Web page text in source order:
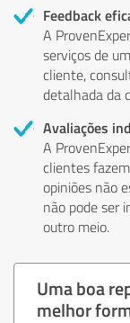
Feedback
A
serviços de
cliente,
detalhada da
Avaliações
A
clientes
opiniões não
não pode ser
outro meio.
Uma boa
melhor